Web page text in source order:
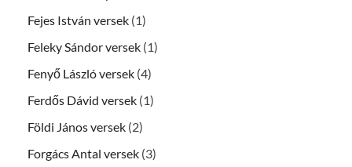
Fejes István versek (1)
Feleky Sándor versek (1)
Fenyő László versek (4)
Ferdős Dávid versek (1)
Földi János versek (2)
Forgács Antal versek (3)